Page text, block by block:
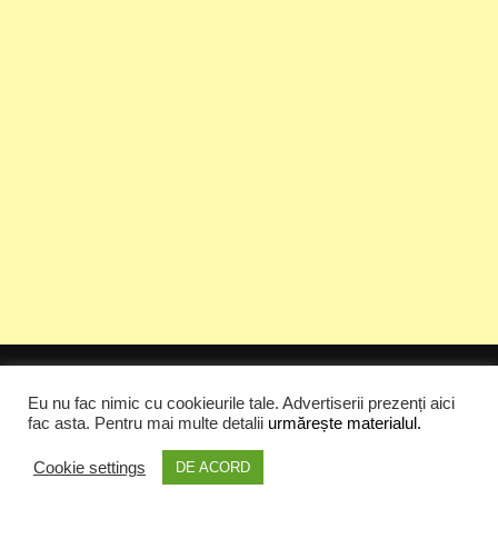
de craciun ... love ?
Eu nu fac nimic cu cookieurile tale. Advertiserii prezenți aici
fac asta. Pentru mai multe detalii urmărește materialul.
Cookie settings DE ACORD